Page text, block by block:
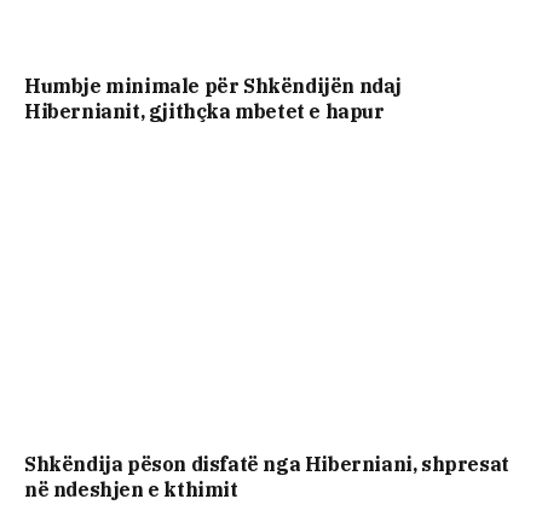
Humbje minimale për Shkëndijën ndaj
Hibernianit, gjithçka mbetet e hapur
Shkëndija pëson disfatë nga Hiberniani, shpresat
në ndeshjen e kthimit